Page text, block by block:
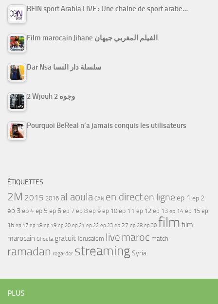
BEIN sport Arabia LIVE : Une chaine de sport arabe…
Film marocain Jihane الفيلم المغربي جيهان
Dar Nsa سلسلة دار النسا
2 Wjouh 2 وجوه
Pourquoi BeReal n’a jamais conquis les utilisateurs
ÉTIQUETTES
2M 2015 2016 al aoula CAN en directen ligne ep 1 ep 2
ep 3ep 4ep 5 ep 6 ep 7 ep 8 ep 9 ep 10 ep 11 ep 12 ep 13 ep 14 ep 15 ep
16 ep 17 ep 18 ep 19 ep 20 ep 21 ep 22 ep 23 ep 27 ep 28 ep 30 film film
marocain Ghouta gratuit Jerusalem live maroc match
ramadan regarder streamingSyria
PLUS